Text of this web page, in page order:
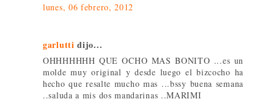
lunes, 06 febrero, 2012
garlutti dijo...
OHHHHHHH QUE OCHO MAS BONITO ...es un
molde muy original y desde luego el bizcocho ha
hecho que resalte mucho mas ...bssy buena semana
..saluda a mis dos mandarinas ..MARIMI